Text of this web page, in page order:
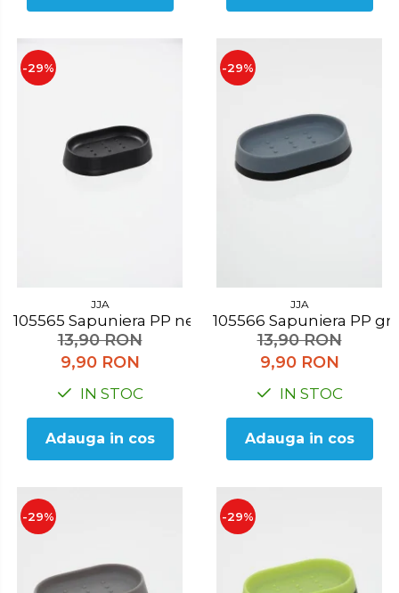
-29%
JJA
105565 Sapuniera PP negru
13,90 RON
9,90 RON
IN STOC
Adauga in cos
-29%
JJA
105566 Sapuniera PP gri
13,90 RON
9,90 RON
IN STOC
Adauga in cos
-29% -29%